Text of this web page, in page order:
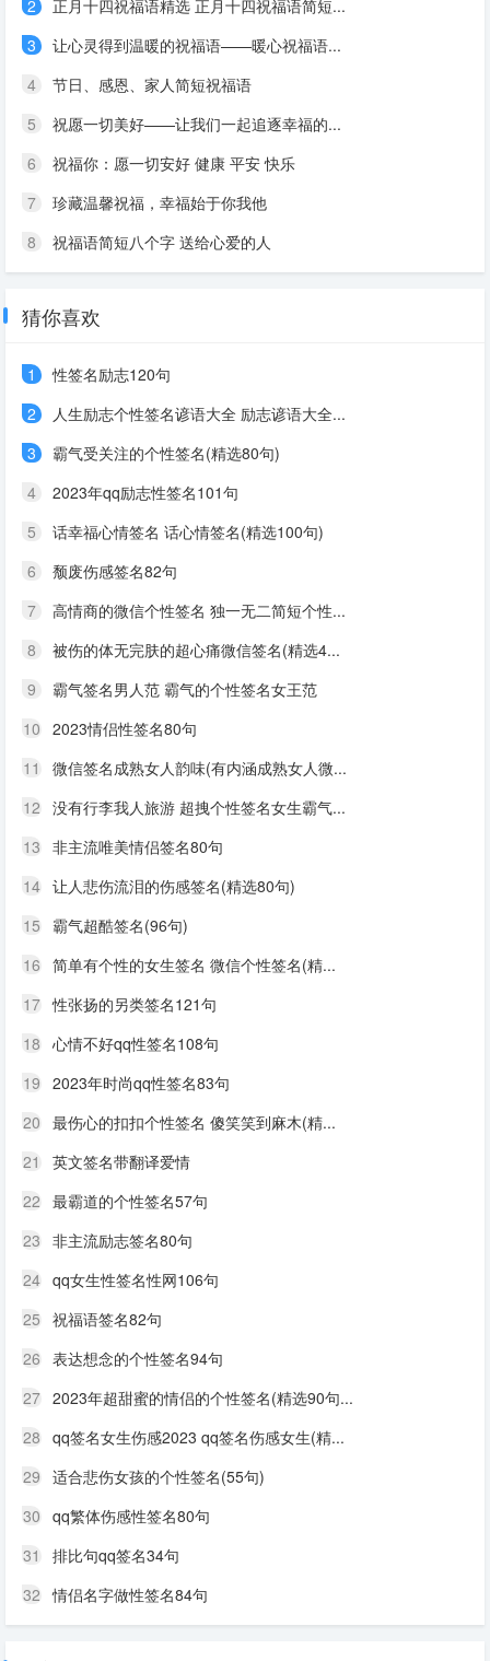
2
正月十四祝福语精选 正月十四祝福语简短...
3
让心灵得到温暖的祝福语——暖心祝福语...
4
节日、感恩、家人简短祝福语
5
祝愿一切美好——让我们一起追逐幸福的...
6
祝福你：愿一切安好 健康 平安 快乐
7
珍藏温馨祝福，幸福始于你我他
8
祝福语简短八个字 送给心爱的人
猜你喜欢
1
性签名励志120句
2
人生励志个性签名谚语大全 励志谚语大全...
3
霸气受关注的个性签名(精选80句)
4
2023年qq励志性签名101句
5
话幸福心情签名 话心情签名(精选100句)
6
颓废伤感签名82句
7
高情商的微信个性签名 独一无二简短个性...
8
被伤的体无完肤的超心痛微信签名(精选4...
9
霸气签名男人范 霸气的个性签名女王范
10 2023情侣性签名80句
11
微信签名成熟女人韵味(有内涵成熟女人微...
12 没有行李我人旅游 超拽个性签名女生霸气...
13 非主流唯美情侣签名80句
14 让人悲伤流泪的伤感签名(精选80句)
15 霸气超酷签名(96句)
16 简单有个性的女生签名 微信个性签名(精...
17 性张扬的另类签名121句
18 心情不好qq性签名108句
19 2023年时尚qq性签名83句
20 最伤心的扣扣个性签名 傻笑笑到麻木(精...
21
英文签名带翻译爱情
22 最霸道的个性签名57句
23 非主流励志签名80句
24 qq女生性签名性网106句
25 祝福语签名82句
26 表达想念的个性签名94句
27 2023年超甜蜜的情侣的个性签名(精选90句...
28 qq签名女生伤感2023 qq签名伤感女生(精...
29 适合悲伤女孩的个性签名(55句)
30 qq繁体伤感性签名80句
31
排比句qq签名34句
32 情侣名字做性签名84句